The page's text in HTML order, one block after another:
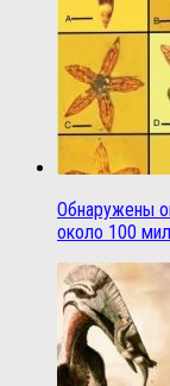
Обнаружены
около 100